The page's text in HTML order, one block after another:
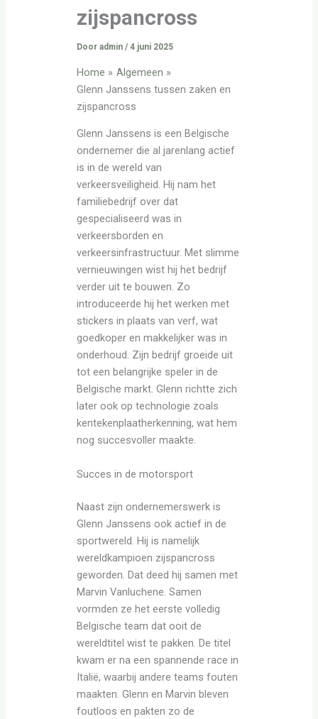
zijspancross
Door admin / 4 juni 2025
Home
Algemeen
Glenn Janssens tussen zaken en
zijspancross
Glenn Janssens is een Belgische
ondernemer die al jarenlang actief
is in de wereld van
verkeersveiligheid. Hij nam het
familiebedrijf over dat
gespecialiseerd was in
verkeersborden en
verkeersinfrastructuur. Met slimme
vernieuwingen wist hij het bedrijf
verder uit te bouwen. Zo
introduceerde hij het werken met
stickers in plaats van verf, wat
goedkoper en makkelijker was in
onderhoud. Zijn bedrijf groeide uit
tot een belangrijke speler in de
Belgische markt. Glenn richtte zich
later ook op technologie zoals
kentekenplaatherkenning, wat hem
nog succesvoller maakte.
Succes in de motorsport
Naast zijn ondernemerswerk is
Glenn Janssens ook actief in de
sportwereld. Hij is namelijk
wereldkampioen zijspancross
geworden. Dat deed hij samen met
Marvin Vanluchene. Samen
vormden ze het eerste volledig
Belgische team dat ooit de
wereldtitel wist te pakken. De titel
kwam er na een spannende race in
Italië, waarbij andere teams fouten
maakten. Glenn en Marvin bleven
foutloos en pakten zo de